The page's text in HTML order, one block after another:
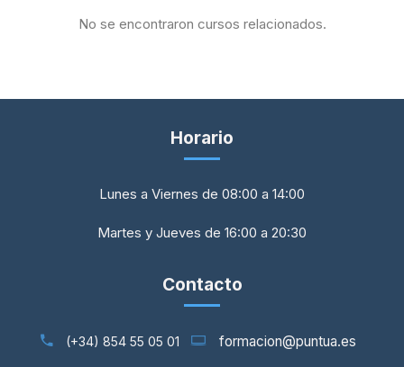
No se encontraron cursos relacionados.
Horario
Lunes a Viernes de 08:00 a 14:00
Martes y Jueves de 16:00 a 20:30
Contacto
(+34) 854 55 05 01 formacion@puntua.es